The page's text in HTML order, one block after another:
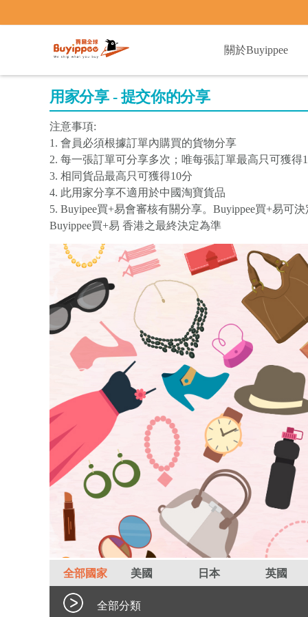
關於Buyippee
用家分享 - 提交你的分享
注意事項:
1. 會員必須根據訂單內購買的貨物分享
2. 每一張訂單可分享多次；唯每張訂單最高只可獲得
3. 相同貨品最高只可獲得10分
4. 此用家分享不適用於中國淘寶貨品
5. Buyipee買+易會審核有關分享。Buyippee買+易可
Buyippee買+易 香港之最終決定為準
全部國家 美國 日本 英國
全部分類